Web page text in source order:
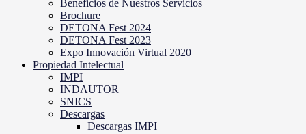
Beneficios de Nuestros Servicios
Brochure
DETONA Fest 2024
DETONA Fest 2023
Expo Innovación Virtual 2020
Propiedad Intelectual
IMPI
INDAUTOR
SNICS
Descargas
Descargas IMPI